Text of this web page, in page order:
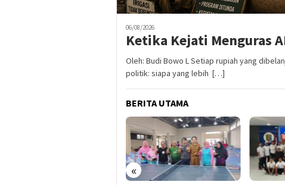
06/08/2026
Ketika Kejati Menguras
Oleh: Budi Bowo L Setiap rupiah yang
politik: siapa yang lebih […]
BERITA UTAMA
«